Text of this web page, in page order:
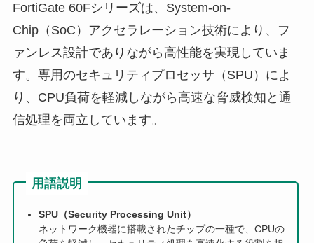
FortiGate 60Fシリーズは、System-on-
Chip（SoC）アクセラレーション技術により、フ
ァンレス設計でありながら高性能を実現していま
す。専用のセキュリティプロセッサ（SPU）によ
り、CPU負荷を軽減しながら高速な脅威検知と通
信処理を両立しています。
用語説明
SPU（Security Processing Unit）
ネットワーク機器に搭載されたチップの一種で、CPUの